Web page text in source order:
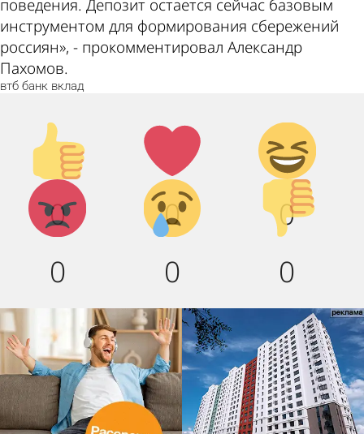
поведения. Депозит остается сейчас базовым
инструментом для формирования сбережений
россиян», - прокомментировал Александр
Пахомов.
втб банк вклад
Палец
вверх!
0
Лайк!
0
Дикий
смех!
0
Агрессия!
0
Грусть :
(
0
Палец
вниз!
0